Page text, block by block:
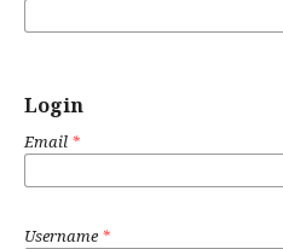
Login
Email *
Username *